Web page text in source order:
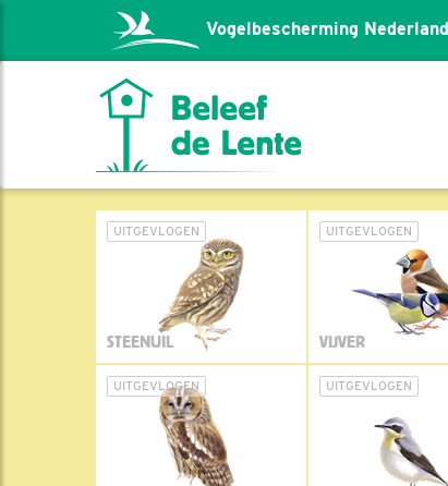
Vogelbescherming Nederland
UITGEVLOGEN
STEENUIL
UITGEVLOGEN
VIJVER
UITGEVLOGEN UITGEVLOGEN